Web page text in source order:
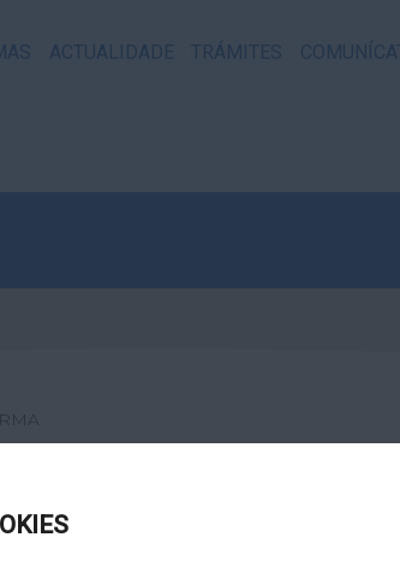
ACTUALIDADE TRÁMITES